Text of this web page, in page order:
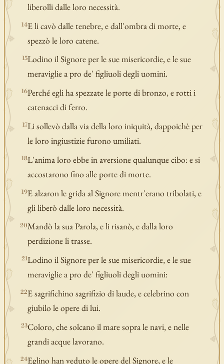
liberolli dalle loro necessità.
14E li cavò dalle tenebre, e dall'ombra di morte, e
spezzò le loro catene.
15Lodino il Signore per le sue misericordie, e le sue
meraviglie a pro de' figliuoli degli uomini.
16Perché egli ha spezzate le porte di bronzo, e rotti i
catenacci di ferro.
17Li sollevò dalla via della loro iniquità, dappoichè per
le loro ingiustizie furono umiliati.
18L'anima loro ebbe in aversione qualunque cibo: e si
accostarono fino alle porte di morte.
19E alzaron le grida al Signore mentr'erano tribolati, e
gli liberò dalle loro necessità.
20Mandò la sua Parola, e li risanò, e dalla loro
perdizione li trasse.
21Lodino il Signore per le sue misericordie, e le sue
meraviglie a pro de' figliuoli degli uomini:
22E sagrifichino sagrifizio di laude, e celebrino con
giubilo le opere di lui.
23Coloro, che solcano il mare sopra le navi, e nelle
grandi acque lavorano.
24Eglino han veduto le opere del Signore, e le